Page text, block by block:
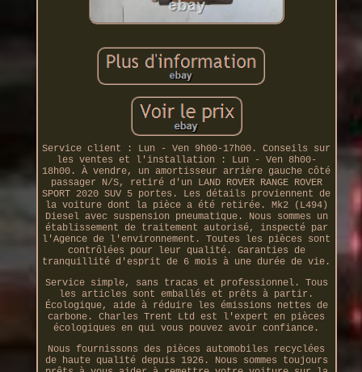
Service client : Lun - Ven 9h00-17h00. Conseils sur
les ventes et l'installation : Lun - Ven 8h00-
18h00. À vendre, un amortisseur arrière gauche côté
passager N/S, retiré d'un LAND ROVER RANGE ROVER
SPORT 2020 SUV 5 portes. Les détails proviennent de
la voiture dont la pièce a été retirée. Mk2 (L494)
Diesel avec suspension pneumatique. Nous sommes un
établissement de traitement autorisé, inspecté par
l'Agence de l'environnement. Toutes les pièces sont
contrôlées pour leur qualité. Garanties de
tranquillité d'esprit de 6 mois à une durée de vie.
Service simple, sans tracas et professionnel. Tous
les articles sont emballés et prêts à partir.
Écologique, aide à réduire les émissions nettes de
carbone. Charles Trent Ltd est l'expert en pièces
écologiques en qui vous pouvez avoir confiance.
Nous fournissons des pièces automobiles recyclées
de haute qualité depuis 1926. Nous sommes toujours